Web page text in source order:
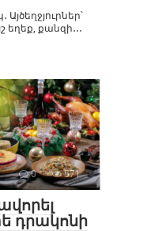
քանզի․․․
0 571
դրակոնի